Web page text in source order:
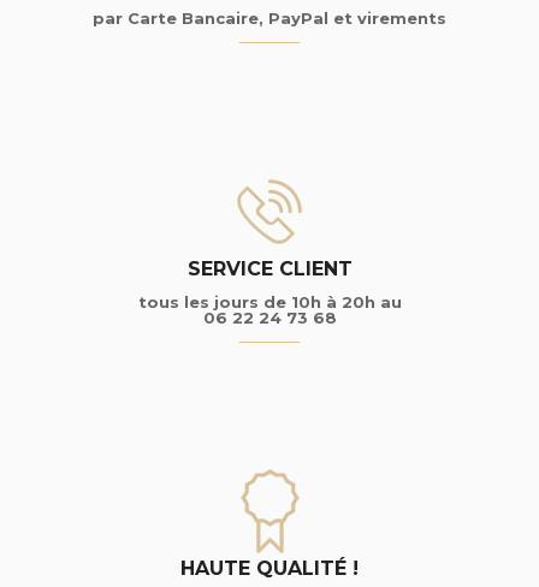
par Carte Bancaire, PayPal et virements
SERVICE CLIENT
tous les jours de 10h à 20h au
06 22 24 73 68
HAUTE QUALITÉ !